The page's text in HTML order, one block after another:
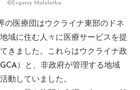
©Evgeniy Maloletka
の医療団はウクライナ東部のドネ
域に住む人々に医療サービスを提
きました。これらはウクライナ政
）と、非政府が管理する地域
動していました。